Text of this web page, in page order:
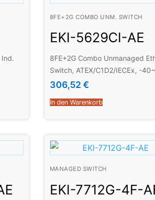
Ind.
8FE+2G COMBO UNM. SWITCH
EKI-5629CI-AE
8FE+2G Combo Unmanaged
Switch, ATEX/C1D2/IECEx, -
306,52 €
In den Warenkorb
MANAGED SWITCH
EKI-7712G-4F-